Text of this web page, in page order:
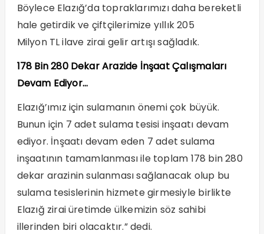
Böylece Elazığ’da topraklarımızı daha bereketli
hale getirdik ve çiftçilerimize yıllık 205
Milyon TL ilave zirai gelir artışı sağladık.
178 Bin 280 Dekar Arazide İnşaat Çalışmaları
Devam Ediyor…
Elazığ’ımız için sulamanın önemi çok büyük.
Bunun için 7 adet sulama tesisi inşaatı devam
ediyor. İnşaatı devam eden 7 adet sulama
inşaatının tamamlanması ile toplam 178 bin 280
dekar arazinin sulanması sağlanacak olup bu
sulama tesislerinin hizmete girmesiyle birlikte
Elazığ zirai üretimde ülkemizin söz sahibi
illerinden biri olacaktır.” dedi.